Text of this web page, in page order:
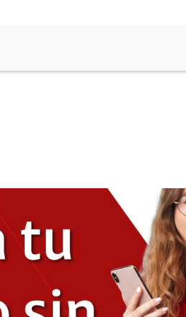
+ Telefonía (2 Play)
Óptica + Claro TV+ + Telefonía (3
Fija
Universal